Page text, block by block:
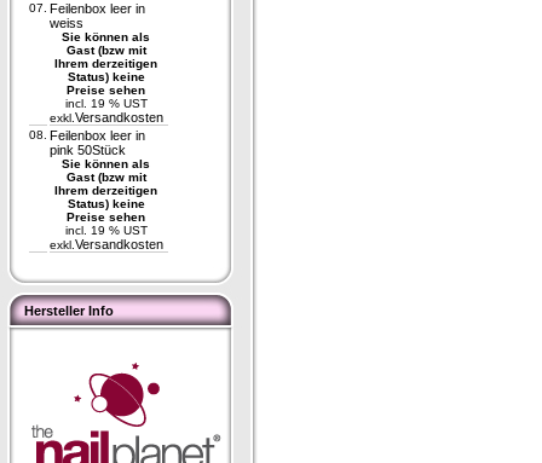
07. Feilenbox leer in
weiss
Sie können als
Gast (bzw mit
Ihrem derzeitigen
Status) keine
Preise sehen
incl. 19 % UST
exkl. Versandkosten
08. Feilenbox leer in
pink 50Stück
Sie können als
Gast (bzw mit
Ihrem derzeitigen
Status) keine
Preise sehen
incl. 19 % UST
exkl. Versandkosten
Hersteller Info